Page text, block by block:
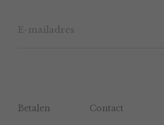
productpagina
Betalen Contact